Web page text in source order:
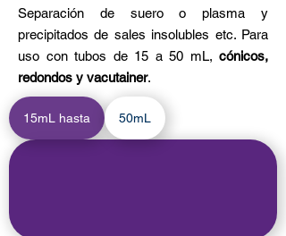
Separación de suero o plasma y
precipitados de sales insolubles etc. Para
uso con tubos de 15 a 50 mL, cónicos,
redondos y vacutainer.
15mL hasta 50mL